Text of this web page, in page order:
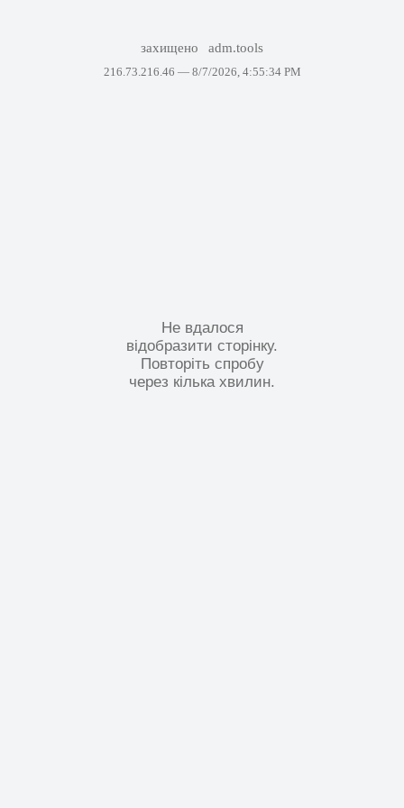
захищено adm.tools
216.73.216.46 — 8/7/2026, 4:55:34 PM
Не вдалося
відобразити сторінку.
Повторіть спробу
через кілька хвилин.